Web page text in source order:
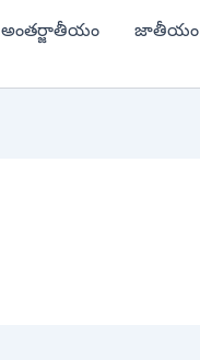
అంతర్జాతీయం జాతీయం